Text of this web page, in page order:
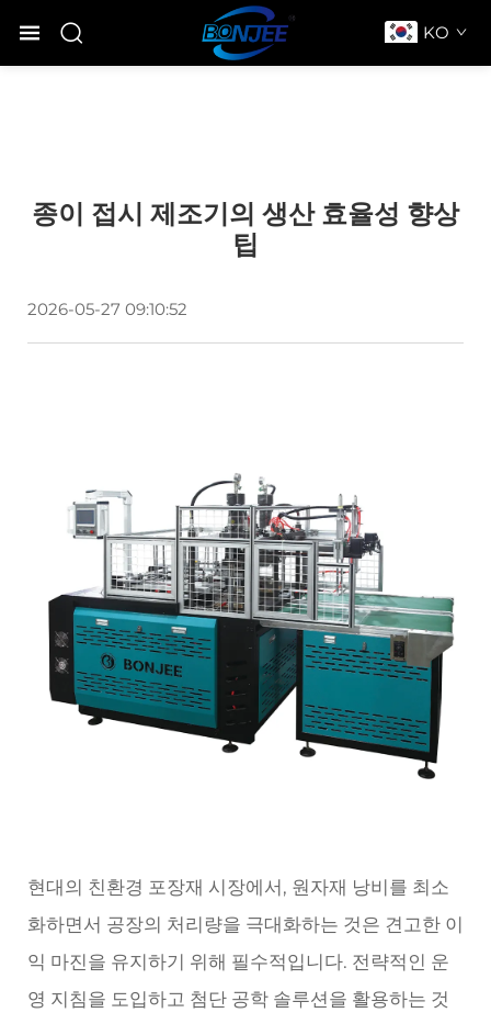
KO
종이 접시 제조기의 생산 효율성 향상
팁
2026-05-27 09:10:52
현대의 친환경 포장재 시장에서, 원자재 낭비를 최소
화하면서 공장의 처리량을 극대화하는 것은 견고한 이
익 마진을 유지하기 위해 필수적입니다. 전략적인 운
영 지침을 도입하고 첨단 공학 솔루션을 활용하는 것